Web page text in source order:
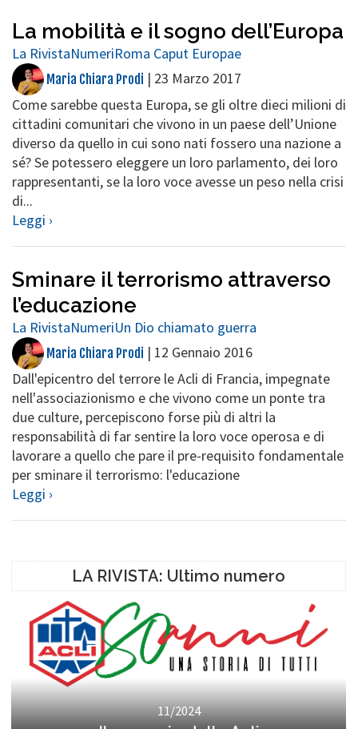
La mobilità e il sogno dell’Europa
La RivistaNumeriRoma Caput Europae
Maria Chiara Prodi | 23 Marzo 2017
Come sarebbe questa Europa, se gli oltre dieci milioni di
cittadini comunitari che vivono in un paese dell’Unione
diverso da quello in cui sono nati fossero una nazione a
sé? Se potessero eleggere un loro parlamento, dei loro
rappresentanti, se la loro voce avesse un peso nella crisi
di...
Leggi ›
Sminare il terrorismo attraverso
l’educazione
La RivistaNumeriUn Dio chiamato guerra
Maria Chiara Prodi | 12 Gennaio 2016
Dall'epicentro del terrore le Acli di Francia, impegnate
nell'associazionismo e che vivono come un ponte tra
due culture, percepiscono forse più di altri la
responsabilità di far sentire la loro voce operosa e di
lavorare a quello che pare il pre-requisito fondamentale
per sminare il terrorismo: l'educazione
Leggi ›
LA RIVISTA: Ultimo numero
11/2024